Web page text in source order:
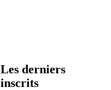
Les derniers
inscrits